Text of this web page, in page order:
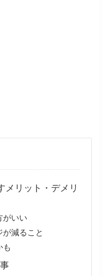
メリット・デメリ
がいい
減ること
も